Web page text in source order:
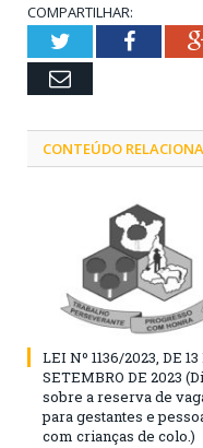
COMPARTILHAR:
Twitter
Email
CONTEÚDO
LEI Nº 1136/2023, DE 13
SETEMBRO DE 2023
sobre a reserva de
para gestantes e
com crianças de colo.)